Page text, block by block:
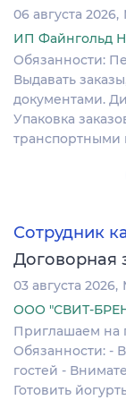
06 августа 2026
ИП Файнгольд
Обязанности:
Выдавать
документами.
Упаковка
Сотрудник
Договорная
03 августа 2026
ООО "СВИТ-
Приглашаем на
Обязанности: -
гостей -
Готовить